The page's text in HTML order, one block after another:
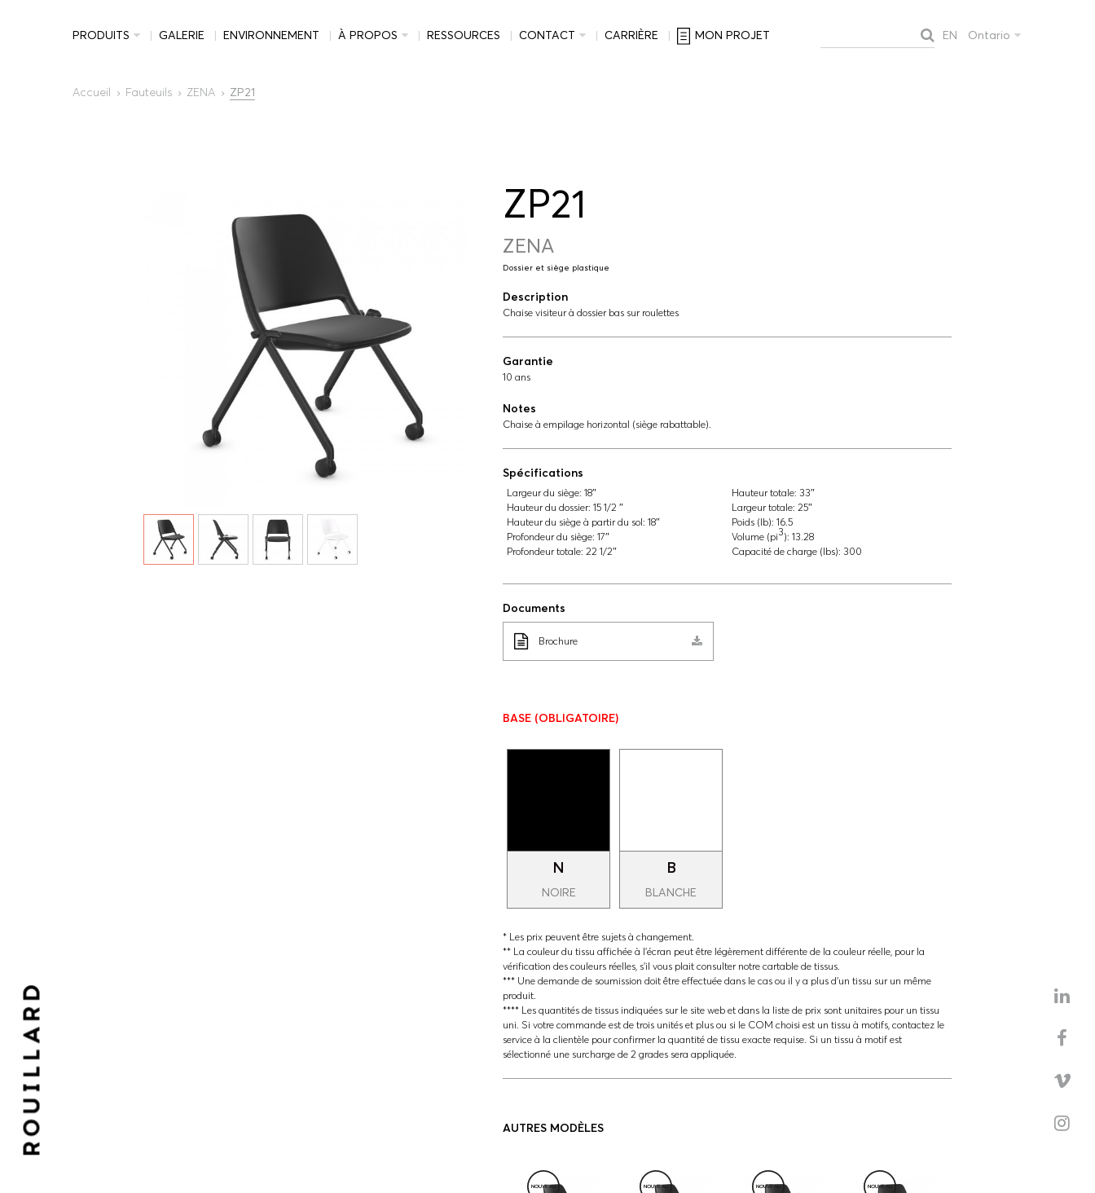
PRODUITS GALERIE ENVIRONNEMENT À PROPOS RESSOURCES CONTACT CARRIÈRE MON PROJET EN Ontario
Accueil Fauteuils ZENA ZP21
ZP21
ZENA
Dossier et siège plastique
Description
Chaise visiteur à dossier bas sur roulettes
Garantie
10 ans
Notes
Chaise à empilage horizontal (siège rabattable).
Spécifications
Largeur du siège: 18″
Hauteur du dossier: 15 1/2 ″
Hauteur du siège à partir du sol: 18″
Profondeur du siège: 17″
Profondeur totale: 22 1/2″
Hauteur totale: 33″
Largeur totale: 25″
Poids (lb): 16.5
Volume (pi3): 13.28
Capacité de charge (lbs): 300
Documents
Brochure
BASE (OBLIGATOIRE)
N
NOIRE
B
BLANCHE
* Les prix peuvent être sujets à changement.
** La couleur du tissu affichée à l'écran peut être légèrement différente de la couleur réelle, pour la
vérification des couleurs réelles, s'il vous plait consulter notre cartable de tissus.
*** Une demande de soumission doit être effectuée dans le cas ou il y a plus d'un tissu sur un même
produit.
**** Les quantités de tissus indiquées sur le site web et dans la liste de prix sont unitaires pour un tissu
uni. Si votre commande est de trois unités et plus ou si le COM choisi est un tissu à motifs, contactez le
service à la clientèle pour confirmer la quantité de tissu exacte requise. Si un tissu à motif est
sélectionné une surcharge de 2 grades sera appliquée.
AUTRES MODÈLES
NOUVEAU NOUVEAU NOUVEAU NOUVEAU